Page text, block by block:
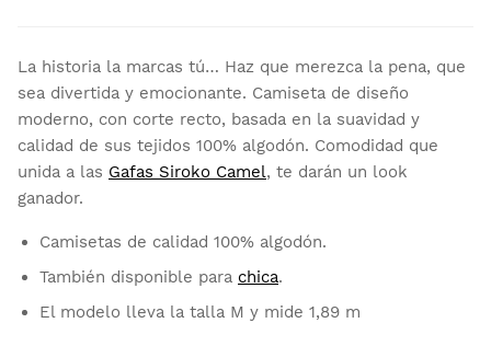
La historia la marcas tú… Haz que merezca la pena, que
sea divertida y emocionante. Camiseta de diseño
moderno, con corte recto, basada en la suavidad y
calidad de sus tejidos 100% algodón. Comodidad que
unida a las Gafas Siroko Camel, te darán un look
ganador.
Camisetas de calidad 100% algodón.
También disponible para chica.
El modelo lleva la talla M y mide 1,89 m